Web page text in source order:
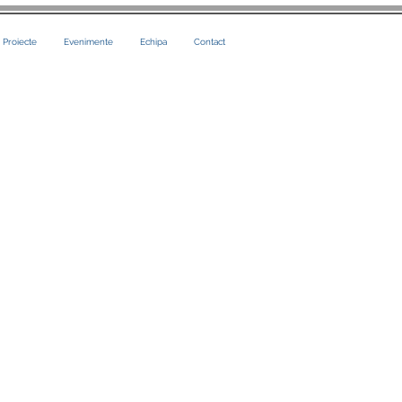
Proiecte Evenimente Echipa Contact